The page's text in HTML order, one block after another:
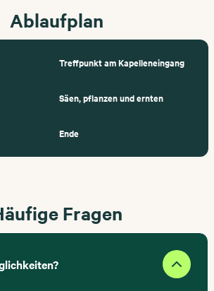
Ablaufplan
Treffpunkt am Kapelleneingang
Säen, pflanzen und ernten
Ende
Fragen